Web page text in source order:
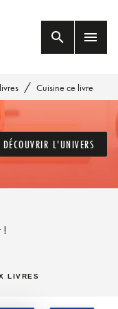
search menu
/ Cuisine ce livre
DÉCOUVRIR L'UNIVERS
!
LIVRES